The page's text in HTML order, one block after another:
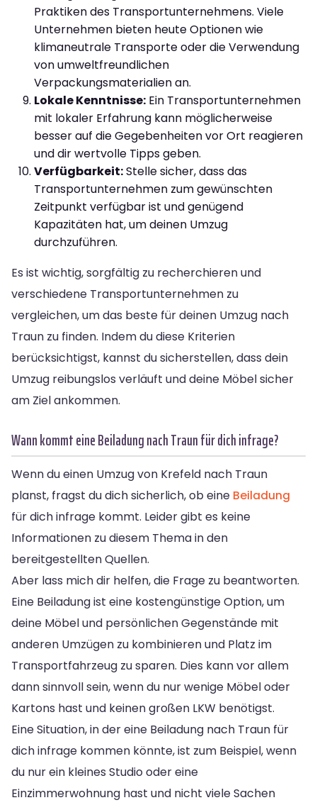
Praktiken des Transportunternehmens. Viele
Unternehmen bieten heute Optionen wie
klimaneutrale Transporte oder die Verwendung
von umweltfreundlichen
Verpackungsmaterialien an.
Lokale Kenntnisse: Ein Transportunternehmen
mit lokaler Erfahrung kann möglicherweise
besser auf die Gegebenheiten vor Ort reagieren
und dir wertvolle Tipps geben.
Verfügbarkeit:Stelle sicher, dass das
Transportunternehmen zum gewünschten
Zeitpunkt verfügbar ist und genügend
Kapazitäten hat, um deinen Umzug
durchzuführen.
Es ist wichtig, sorgfältig zu recherchieren und
verschiedene Transportunternehmen zu
vergleichen, um das beste für deinen Umzug nach
Traun zu finden. Indem du diese Kriterien
berücksichtigst, kannst du sicherstellen, dass dein
Umzug reibungslos verläuft und deine Möbel sicher
am Ziel ankommen.
Wann kommt eine Beiladung nach Traun für dich infrage?
Wenn du einen Umzug von Krefeld nach Traun
planst, fragst du dich sicherlich, ob eine Beiladung
für dich infrage kommt. Leider gibt es keine
Informationen zu diesem Thema in den
bereitgestellten Quellen.
Aber lass mich dir helfen, die Frage zu beantworten.
Eine Beiladung ist eine kostengünstige Option, um
deine Möbel und persönlichen Gegenstände mit
anderen Umzügen zu kombinieren und Platz im
Transportfahrzeug zu sparen. Dies kann vor allem
dann sinnvoll sein, wenn du nur wenige Möbel oder
Kartons hast und keinen großen LKW benötigst.
Eine Situation, in der eine Beiladung nach Traun für
dich infrage kommen könnte, ist zum Beispiel, wenn
du nur ein kleines Studio oder eine
Einzimmerwohnung hast und nicht viele Sachen